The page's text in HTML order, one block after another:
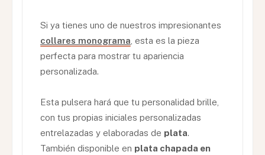
Si ya tienes uno de nuestros impresionantes
collares monograma , esta es la pieza
perfecta para mostrar tu apariencia
personalizada.
Esta pulsera hará que tu personalidad brille,
con tus propias iniciales personalizadas
entrelazadas y elaboradas de plata.
También disponible en plata chapada en